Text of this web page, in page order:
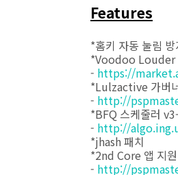
Features
*홈키 자동 눌림
*Voodoo Louder
- https://
*Lulzactive 가버
- http://
*BFQ 스케줄러
- http://
*jhash 패치
*2nd Core 앱 지원
- http://